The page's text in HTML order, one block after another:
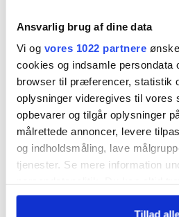
Ansvarlig brug af dine data
Vi og vores 1022 partnere
cookies og indsamle persondata
browser til præferencer, statistik
oplysninger videregives til vores
opbevarer og tilgår oplysninger
målrettede annoncer, levere
og indholdsmåling, lave
tjenester. Se mere information
ændre indstillinger fra vores
trykke på "Privacy trigger" ikonet.
Tillad
USD i 2030, hvilket er noget
hidtidige forventning på 130
kommer altså til at udvikle
end ventet.
Markedet forventes at
USD i 2035 med USA som
Det er en nedjustering af